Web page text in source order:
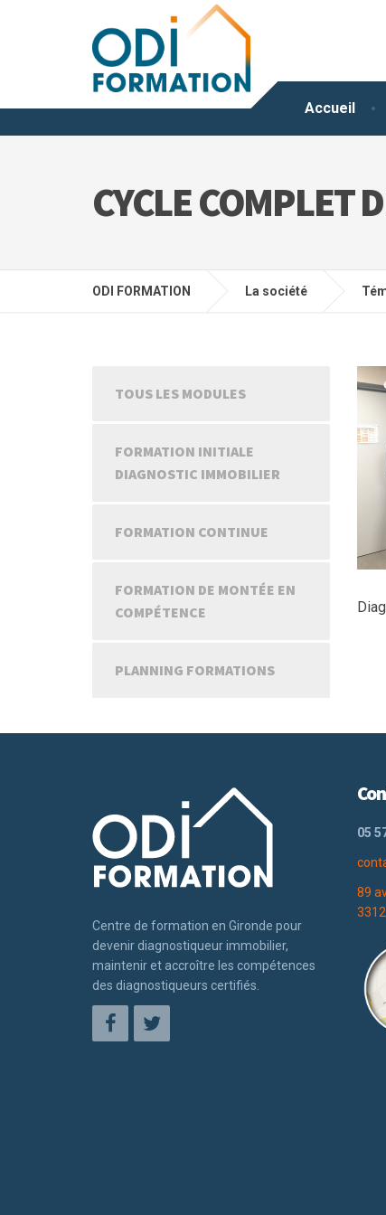
Accueil
CYCLE COMPLET
ODI FORMATION La société
TOUS LES MODULES
FORMATION INITIALE
DIAGNOSTIC IMMOBILIER
FORMATION CONTINUE
FORMATION DE MONTÉE EN
COMPÉTENCE
PLANNING FORMATIONS
Centre de formation en Gironde pour
devenir diagnostiqueur immobilier,
maintenir et accroître les compétences
des diagnostiqueurs certifiés.
05
89